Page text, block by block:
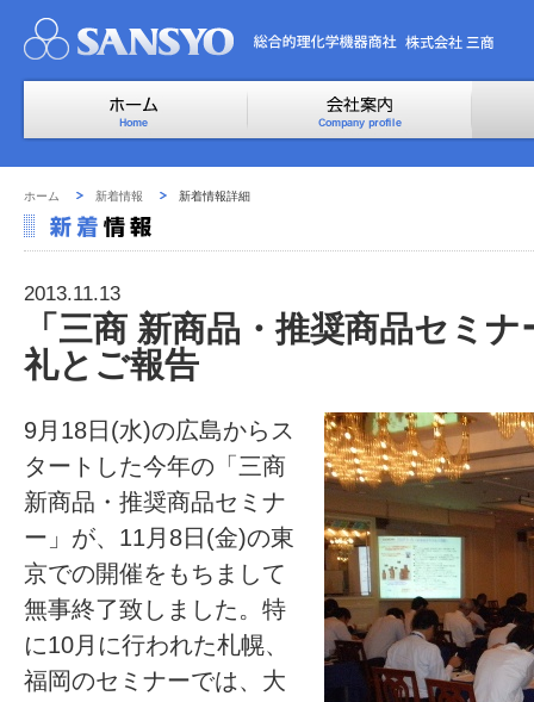
ホーム 新着情報 新着情報詳細
2013.11.13
「三商 新商品・推奨商品セミ
礼とご報告
9月18日(水)の広島からス
タートした今年の「三商
新商品・推奨商品セミナ
ー」が、11月8日(金)の東
京での開催をもちまして
無事終了致しました。特
に10月に行われた札幌、
福岡のセミナーでは、大